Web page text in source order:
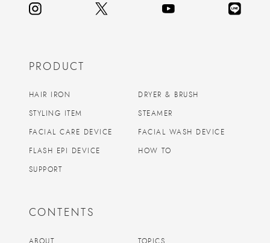
PRODUCT
HAIR IRON DRYER & BRUSH
STYLING ITEM STEAMER
FACIAL CARE DEVICE FACIAL WASH DEVICE
FLASH EPI DEVICE
SUPPORT
HOW TO
CONTENTS
ABOUT TOPICS